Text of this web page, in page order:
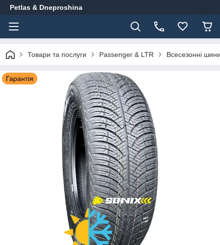
Petlas & Dneproshina
Товари та послуги Passenger & LTR Всесезонні
Гарантія